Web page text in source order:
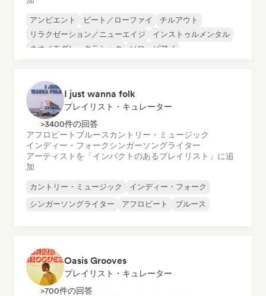
アンビエント ビート／ローファイ
チルアウト
リラクゼーション／ニューエイジ
インストゥルメンタル
ネオ／モダン・クラシック
ソロ・ピアノ
I just wanna folk
プレイリスト・キュレーター
>3400件の回答
アフロビート ブルース カントリー・ミュージック
インディー・フォークシンガーソングライター
アーティストを「インパクトのあるプレイリスト」に追
加
カントリー・ミュージック
インディー・フォーク
シンガーソングライター
アフロビート ブルース
Oasis Grooves
プレイリスト・キュレーター
>700件の回答